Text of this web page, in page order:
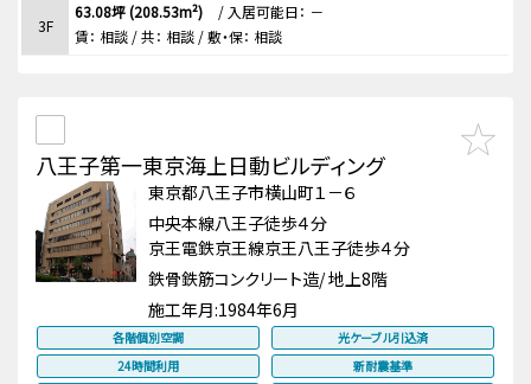
3F
63.08坪 (208.53m²) / 入居可能日： －
賃： 相談 / 共： 相談 / 敷・保： 相談
八王子第一東京海上日動ビルディング
東京都八王子市横山町１－６
中央本線八王子徒歩４分
京王電鉄京王線京王八王子徒歩４分
鉄骨鉄筋コンクリート造/ 地上8階
施工年月:1984年6月
各階個別空調
光ケーブル引込済
24時間利用
新耐震基準